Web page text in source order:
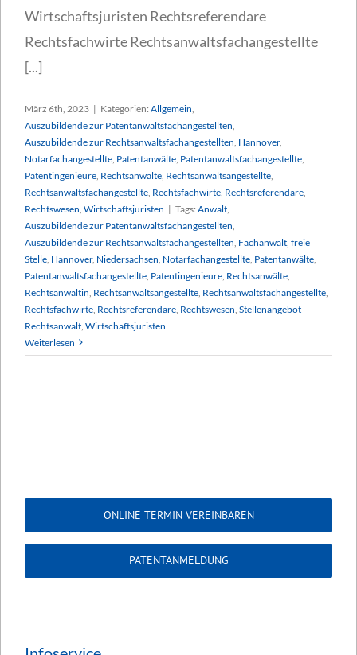
Wirtschaftsjuristen Rechtsreferendare
Rechtsfachwirte Rechtsanwaltsfachangestellte
[...]
März 6th, 2023 | Kategorien: Allgemein
Auszubildende zur Patentanwaltsfachangestellten
Auszubildende zur Rechtsanwaltsfachangestellten Hannover,
Notarfachangestellte Patentanwälte Patentanwaltsfachangestellte
Patentingenieure Rechtsanwälte Rechtsanwaltsangestellte
Rechtsanwaltsfachangestellte Rechtsfachwirte Rechtsreferendare
Rechtswesen Wirtschaftsjuristen | Tags: Anwalt
Auszubildende zur Patentanwaltsfachangestellten
Auszubildende zur Rechtsanwaltsfachangestellten Fachanwalt freie
Stelle Hannover, Niedersachsen Notarfachangestellte Patentanwälte
Patentanwaltsfachangestellte Patentingenieure Rechtsanwälte
Rechtsanwältin Rechtsanwaltsangestellte Rechtsanwaltsfachangestellte
Rechtsfachwirte Rechtsreferendare Rechtswesen Stellenangebot
Rechtsanwalt Wirtschaftsjuristen
Weiterlesen
ONLINE TERMIN VEREINBAREN
PATENTANMELDUNG